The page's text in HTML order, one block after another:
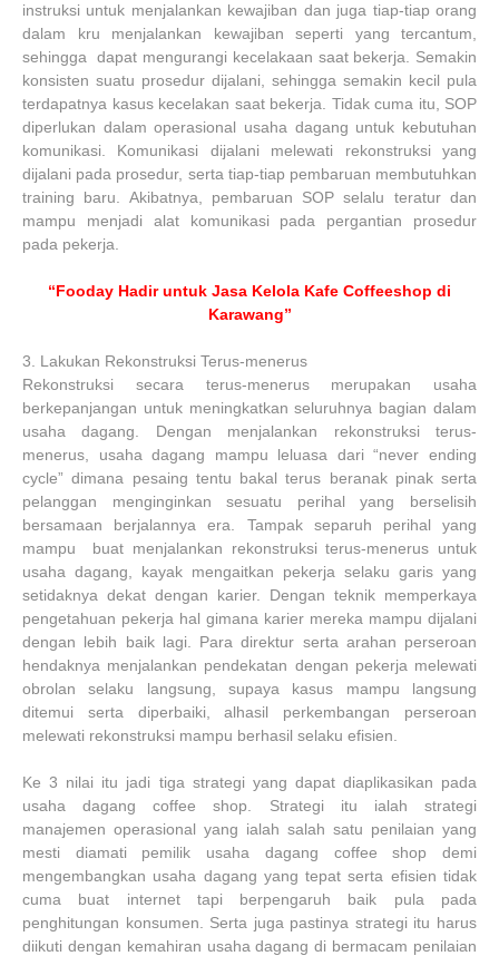
instruksi untuk menjalankan kewajiban dan juga tiap-tiap orang
dalam kru menjalankan kewajiban seperti yang tercantum,
sehingga dapat mengurangi kecelakaan saat bekerja. Semakin
konsisten suatu prosedur dijalani, sehingga semakin kecil pula
terdapatnya kasus kecelakan saat bekerja. Tidak cuma itu, SOP
diperlukan dalam operasional usaha dagang untuk kebutuhan
komunikasi. Komunikasi dijalani melewati rekonstruksi yang
dijalani pada prosedur, serta tiap-tiap pembaruan membutuhkan
training baru. Akibatnya, pembaruan SOP selalu teratur dan
mampu menjadi alat komunikasi pada pergantian prosedur
pada pekerja.
“Fooday Hadir untuk Jasa Kelola Kafe Coffeeshop di
Karawang”
3.
Lakukan Rekonstruksi Terus-menerus
Rekonstruksi secara terus-menerus merupakan usaha
berkepanjangan untuk meningkatkan seluruhnya bagian dalam
usaha dagang. Dengan menjalankan rekonstruksi terus-
menerus, usaha dagang mampu leluasa dari “never ending
cycle” dimana pesaing tentu bakal terus beranak pinak serta
pelanggan menginginkan sesuatu perihal yang berselisih
bersamaan berjalannya era. Tampak separuh perihal yang
mampu buat menjalankan rekonstruksi terus-menerus untuk
usaha dagang, kayak mengaitkan pekerja selaku garis yang
setidaknya dekat dengan karier. Dengan teknik memperkaya
pengetahuan pekerja hal gimana karier mereka mampu dijalani
dengan lebih baik lagi. Para direktur serta arahan perseroan
hendaknya menjalankan pendekatan dengan pekerja melewati
obrolan selaku langsung, supaya kasus mampu langsung
ditemui serta diperbaiki, alhasil perkembangan perseroan
melewati rekonstruksi mampu berhasil selaku efisien.
Ke 3 nilai itu jadi tiga strategi yang dapat diaplikasikan pada
usaha dagang coffee shop. Strategi itu ialah strategi
manajemen operasional yang ialah salah satu penilaian yang
mesti diamati pemilik usaha dagang coffee shop demi
mengembangkan usaha dagang yang tepat serta efisien tidak
cuma buat internet tapi berpengaruh baik pula pada
penghitungan konsumen. Serta juga pastinya strategi itu harus
diikuti dengan kemahiran usaha dagang di bermacam penilaian